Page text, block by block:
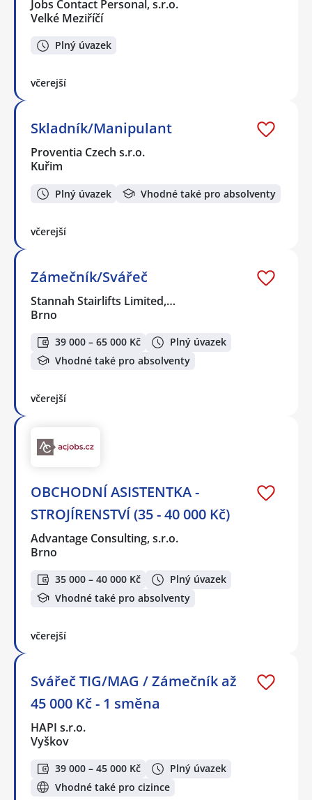
Jobs Contact Personal, s.r.o.
Velké Meziříčí
Plný úvazek
včerejší
Skladník/Manipulant
Proventia Czech s.r.o.
Kuřim
Plný úvazek Vhodné také pro absolventy
včerejší
Zámečník/Svářeč
Stannah Stairlifts Limited,…
Brno
39 000 – 65 000 Kč
Plný úvazek
Vhodné také pro absolventy
včerejší
OBCHODNÍ ASISTENTKA -
STROJÍRENSTVÍ (35 - 40 000 Kč)
Advantage Consulting, s.r.o.
Brno
35 000 – 40 000 Kč
Plný úvazek
Vhodné také pro absolventy
včerejší
Svářeč TIG/MAG / Zámečník až
45 000 Kč - 1 směna
HAPI s.r.o.
Vyškov
39 000 – 45 000 Kč
Plný úvazek
Vhodné také pro cizince